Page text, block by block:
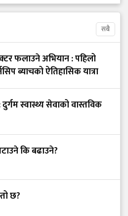
सबै
फलाउने अभियान : पहिलो
ब्याचको ऐतिहासिक यात्रा
स्वास्थ्य सेवाको वास्तविक
कि बढाउने?
छ?